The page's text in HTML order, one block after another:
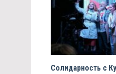
Солидарность с